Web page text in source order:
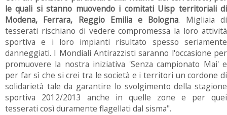
le quali si stanno muovendo i comitati Uisp territoriali di
Modena, Ferrara, Reggio Emilia e Bologna. Migliaia di
tesserati rischiano di vedere compromessa la loro attività
sportiva e i loro impianti risultato spesso seriamente
danneggiati. I Mondiali Antirazzisti saranno l'occasione per
promuovere la nostra iniziativa 'Senza campionato Mai' e
per far sì che si crei tra le società e i territori un cordone di
solidarietà tale da garantire lo svolgimento della stagione
sportiva 2012/2013 anche in quelle zone e per quei
tesserati così duramente flagellati dal sisma".